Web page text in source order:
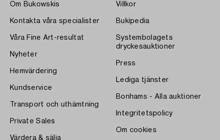
Om Bukowskis
Kontakta våra specialister
Våra Fine Art-resultat
Nyheter
Hemvärdering
Kundservice
Transport och uthämtning
Private Sales
Värdera & sälja
Villkor
Bukipedia
Systembolagets
dryckesauktioner
Press
Lediga tjänster
Bonhams - Alla auktioner
Integritetspolicy
Om cookies